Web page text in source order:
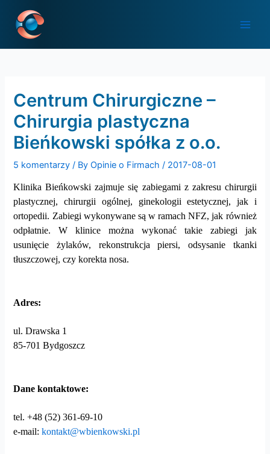
content
Centrum Chirurgiczne –
Chirurgia plastyczna
Bieńkowski spółka z o.o.
5 komentarzy / ByOpinie o Firmach/ 2017-08-01
Klinika Bieńkowski zajmuje się zabiegami z zakresu chirurgii
plastycznej, chirurgii ogólnej, ginekologii estetycznej, jak i
ortopedii. Zabiegi wykonywane są w ramach NFZ, jak również
odpłatnie. W klinice można wykonać takie zabiegi jak
usunięcie żylaków, rekonstrukcja piersi, odsysanie tkanki
tłuszczowej, czy korekta nosa.
Adres:
ul. Drawska 1
85-701 Bydgoszcz
Dane kontaktowe:
tel. +48 (52) 361-69-10
e-mail:kontakt@wbienkowski.pl
navigation